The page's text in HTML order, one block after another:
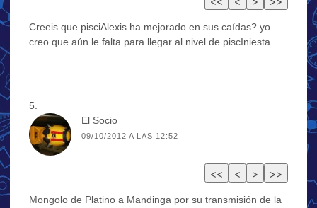
Creeis que pisciAlexis ha mejorado en sus caídas? yo
creo que aún le falta para llegar al nivel de piscIniesta.
El Socio
09/10/2012 A LAS 12:52
Mongolo de Platino a Mandinga por su transmisión de la